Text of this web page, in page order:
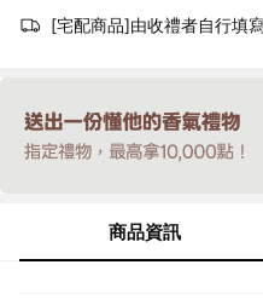
[宅配商品]由收禮者自行填
商品資訊